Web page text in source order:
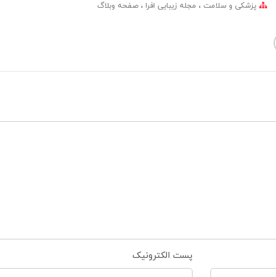
پزشکی و سلامت مجله زیبایی افرا صفحه وبلاگ
پست الکترونیک